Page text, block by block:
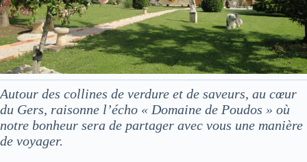
Autour des collines de verdure et de saveurs, au cœur
du Gers, raisonne l’écho « Domaine de Poudos » où
notre bonheur sera de partager avec vous une manière
de voyager.